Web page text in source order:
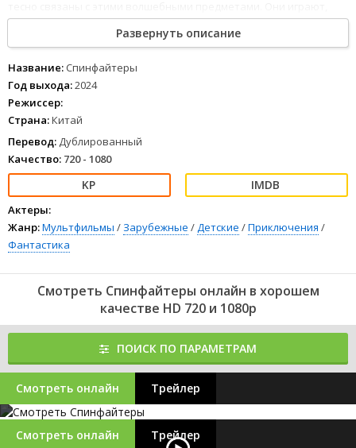
сражаются и растут вместе.
Развернуть описание
Название: Спинфайтеры
Год выхода:2024
Режиссер:
Страна:Китай
Перевод: Дублированный
Качество: 720 - 1080
Актеры:
Жанр:Мультфильмы / Зарубежные /Детские /Приключения /
Фантастика
Смотреть Спинфайтеры онлайн в хорошем
качестве HD 720 и 1080p
ПОИСК ПО ПАРАМЕТРАМ
Смотреть онлайн Трейлер
Смотреть онлайн Трейлер